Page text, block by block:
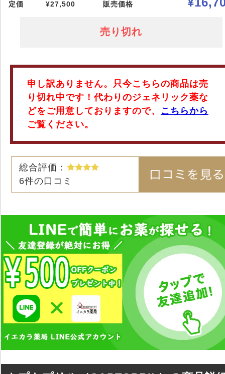
定価 ¥27,500 販売価格
売り切れ
申し訳ありません。只今こちらの商品は売
り切れ中です！代わりのジェネリック薬な
どをご用意しておりますので、 こちらから
ご覧ください。
総合評価：
6件の口コミ